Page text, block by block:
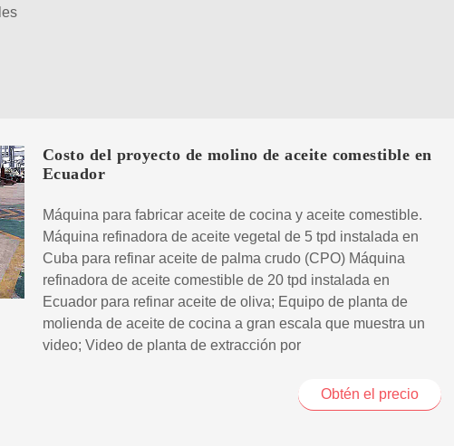
Costo del proyecto de molino de aceite comestible en
Ecuador
Máquina para fabricar aceite de cocina y aceite comestible.
Máquina refinadora de aceite vegetal de 5 tpd instalada en
Cuba para refinar aceite de palma crudo (CPO) Máquina
refinadora de aceite comestible de 20 tpd instalada en
Ecuador para refinar aceite de oliva; Equipo de planta de
molienda de aceite de cocina a gran escala que muestra un
video; Video de planta de extracción por
Obtén el precio